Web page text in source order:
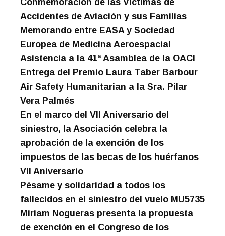
Conmemoración de las Víctimas de
Accidentes de Aviación y sus Familias
Memorando entre EASA y Sociedad
Europea de Medicina Aeroespacial
Asistencia a la 41ª Asamblea de la OACI
Entrega del Premio Laura Taber Barbour
Air Safety Humanitarian a la Sra. Pilar
Vera Palmés
En el marco del VII Aniversario del
siniestro, la Asociación celebra la
aprobación de la exención de los
impuestos de las becas de los huérfanos
VII Aniversario
Pésame y solidaridad a todos los
fallecidos en el siniestro del vuelo MU5735
Miriam Nogueras presenta la propuesta
de exención en el Congreso de los